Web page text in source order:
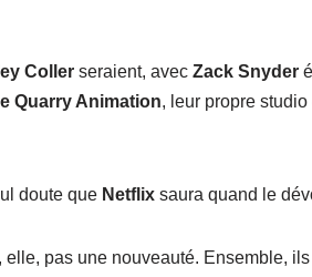
Coller seraient, avec Zack Snyder
Quarry Animation, leur propre
doute que Netflix saura quand le
elle, pas une nouveauté. Ensemble,